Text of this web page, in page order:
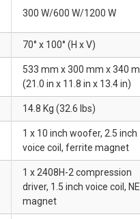
300 W/600 W/1200 W
70° x 100° (H x V)
533 mm x 300 mm x 340
(21.0 in x 11.8 in x 13.4 in)
14.8 Kg (32.6 lbs)
1 x 10 inch woofer, 2.5 inch
voice coil, ferrite magnet
1 x 2408H-2 compression
driver, 1.5 inch voice coil,
magnet